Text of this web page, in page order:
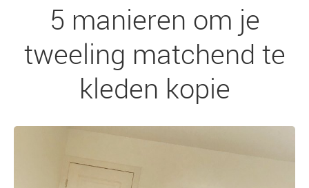
5 manieren om je
tweeling matchend te
kleden kopie